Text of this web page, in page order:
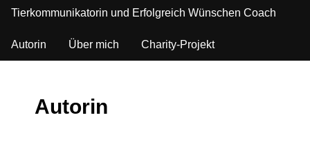
Tierkommunikatorin und Erfolgreich Wünschen Coach
Autorin Über mich Charity-Projekt
Autorin